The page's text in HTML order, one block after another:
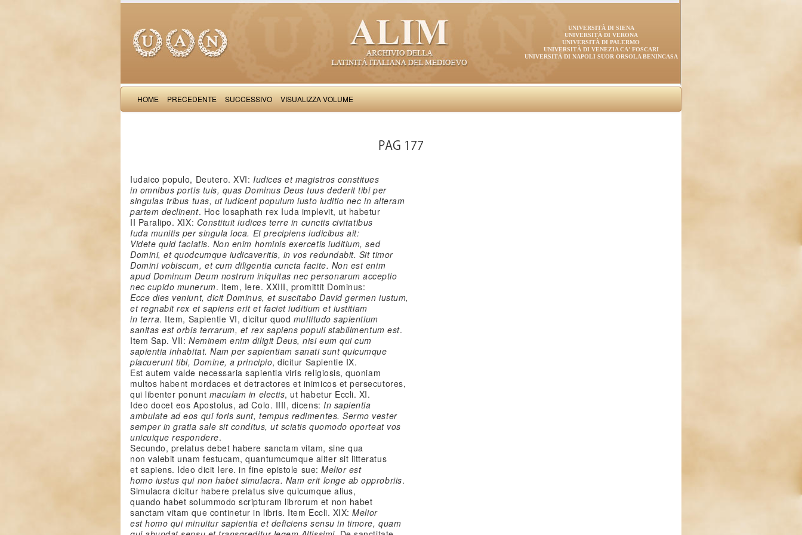
UNIVERSITÀ DI SIENA
UNIVERSITÀ DI VERONA
UNIVERSITÀ DI PALERMO
UNIVERSITÀ DI VENEZIA CA' FOSCARI
UNIVERSITÀ DI NAPOLI SUOR ORSOLA BENINCASA
HOME PRECEDENTE SUCCESSIVO VISUALIZZA VOLUME
PAG 177
Iudaico populo, Deutero. XVI: Iudices et magistros constitues
in omnibus portis tuis, quas Dominus Deus tuus dederit tibi per
singulas tribus tuas, ut iudicent populum iusto iuditio nec in alteram
partem declinent. Hoc Iosaphath rex Iuda implevit, ut habetur
II Paralipo. XIX: Constituit iudices terre in cunctis civitatibus
Iuda munitis per singula loca. Et precipiens iudicibus ait:
Videte quid faciatis. Non enim hominis exercetis iuditium, sed
Domini, et quodcumque iudicaveritis, in vos redundabit. Sit timor
Domini vobiscum, et cum diligentia cuncta facite. Non est enim
apud Dominum Deum nostrum iniquitas nec personarum acceptio
nec cupido munerum. Item, Iere. XXIII, promittit Dominus:
Ecce dies veniunt, dicit Dominus, et suscitabo David germen iustum,
et regnabit rex et sapiens erit et faciet iuditium et iustitiam
in terra. Item, Sapientie VI, dicitur quod multitudo sapientium
sanitas est orbis terrarum, et rex sapiens populi stabilimentum est.
Item Sap. VII: Neminem enim diligit Deus, nisi eum qui cum
sapientia inhabitat. Nam per sapientiam sanati sunt quicumque
placuerunt tibi, Domine, a principio, dicitur Sapientie IX.
Est autem valde necessaria sapientia viris religiosis, quoniam
multos habent mordaces et detractores et inimicos et persecutores,
qui libenter ponunt maculam in electis, ut habetur Eccli. XI.
Ideo docet eos Apostolus, ad Colo. IIII, dicens:In sapientia
ambulate ad eos qui foris sunt, tempus redimentes. Sermo vester
semper in gratia sale sit conditus, ut sciatis quomodo oporteat vos
unicuique respondere.
Secundo, prelatus debet habere sanctam vitam, sine qua
non valebit unam festucam, quantumcumque aliter sit litteratus
et sapiens. Ideo dicit Iere. in fine epistole sue:Melior est
homo iustus qui non habet simulacra. Nam erit longe ab opprobriis.
Simulacra dicitur habere prelatus sive quicumque alius,
quando habet solummodo scripturam librorum et non habet
sanctam vitam que continetur in libris. Item Eccli. XIX:Melior
est homo qui minuitur sapientia et deficiens sensu in timore, quam